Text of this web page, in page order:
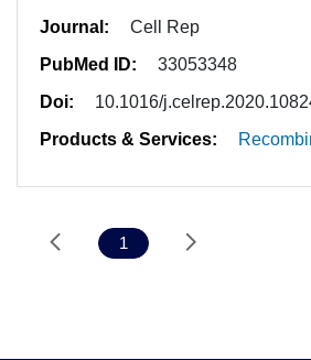
Journal:
Cell Rep
PubMed ID:
33053348
Doi:
10.1016/
Products & Services:
1